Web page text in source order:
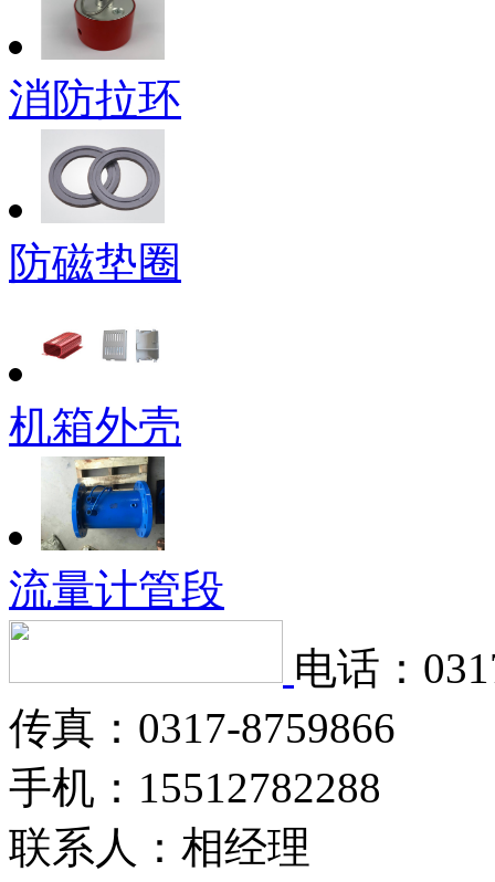
消防拉环
防磁垫圈
机箱外壳
流量计管段
电话：
传真：0317-8759866
手机：15512782288
联系人：相经理